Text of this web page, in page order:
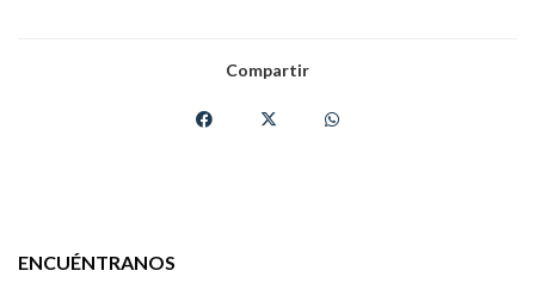
Compartir
ENCUÉNTRANOS